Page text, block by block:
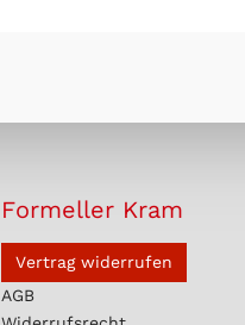
Formeller Kram
Vertrag widerrufen
AGB